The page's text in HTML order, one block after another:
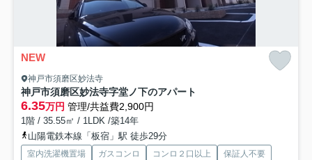
NEW
神戸市須磨区妙法寺
神戸市須磨区妙法寺字堂ノ下のアパート
6.35万円 管理/共益費2,900円
1階 / 35.55㎡ / 1LDK /築14年
山陽電鉄本線「板宿」駅 徒歩29分
室内洗濯機置場 ガスコンロ コンロ２口以上
保証人不要